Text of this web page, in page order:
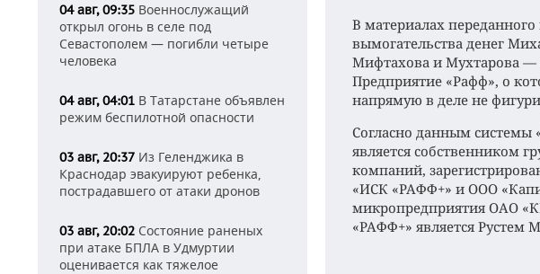
04 авг, 09:35 Военнослужащий
открыл огонь в селе под
Севастополем — погибли четыре
человека
04 авг, 04:01 В Татарстане объявлен
режим беспилотной опасности
03 авг, 20:37 Из Геленджика в
Краснодар эвакуируют ребенка,
пострадавшего от атаки дронов
03 авг, 20:02 Состояние раненых
при атаке БПЛА в Удмуртии
оценивается как тяжелое
В материалах переданного
вымогательства денег
Мифтахова и Мухтарова —
Предприятие «Рафф», о
напрямую в деле не
Согласно данным системы
является собственником
компаний,
«ИСК «РАФФ+» и ООО
микропредприятия ОАО
«РАФФ+» является Рустем